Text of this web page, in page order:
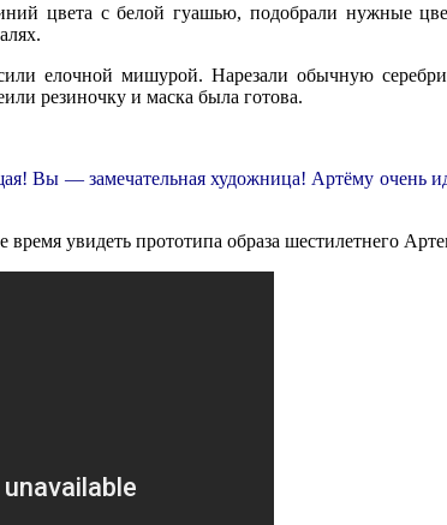
цвета с белой гуашью, подобрали нужные
елочной мишурой. Нарезали обычную
резиночку и маска была готова.
Вы — замечательная художница! Артёму очень
время увидеть прототипа образа шестилетнего